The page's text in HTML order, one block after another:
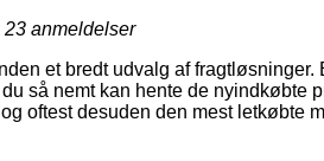
23 anmeldelser
et bredt udvalg af fragtløsninger.
så nemt kan hente de nyindkøbte
oftest desuden den mest letkøbte